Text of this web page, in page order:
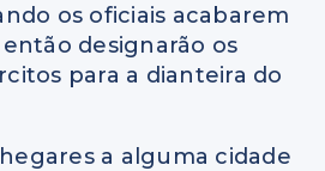
os oficiais acabarem
designarão os
para a dianteira do
a alguma cidade